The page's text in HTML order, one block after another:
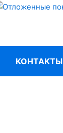
КОНТАКТЫ